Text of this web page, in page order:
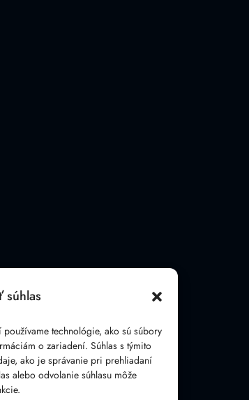
súhlas
technológie, ako sú súbory
o zariadení. Súhlas s týmito
ako je správanie pri prehliadaní
alebo odvolanie súhlasu môže